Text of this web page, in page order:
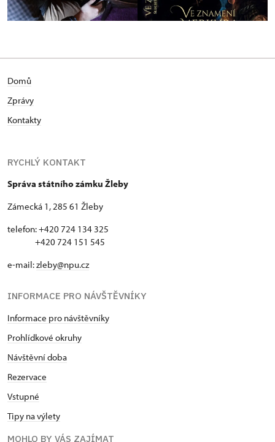
Domů
Zprávy
Kontakty
RYCHLÝ KONTAKT
Správa státního zámku Žleby
Zámecká 1, 285 61 Žleby
telefon: +420 724 134 325
+420 724 151 545
e-mail:zleby@npu.cz
INFORMACE PRO NÁVŠTĚVNÍKY
Informace pro návštěvníky
Prohlídkové okruhy
Návštěvní doba
Rezervace
Vstupné
Tipy na výlety
MOHLO BY VÁS ZAJÍMAT